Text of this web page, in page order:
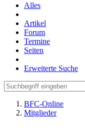
Alles
Artikel
Forum
Termine
Seiten
Erweiterte Suche
BFC-Online
Mitglieder